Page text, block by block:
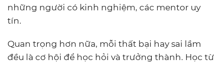
những người có kinh nghiệm, các mentor uy
tín.
Quan trọng hơn nữa, mỗi thất bại hay sai lầm
đều là cơ hội để học hỏi và trưởng thành. Học từ